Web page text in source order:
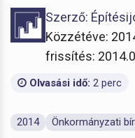
Szerző:
Közzétéve:
frissítés:
Olvasási idő: 2 perc
2014 Önkormányzati